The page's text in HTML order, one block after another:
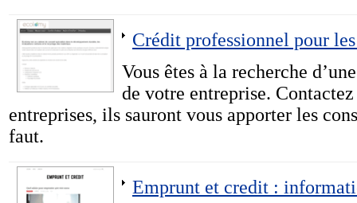
Crédit professionnel pour
Vous êtes à la recherche
de votre entreprise.
entreprises, ils sauront vous apporter les
faut.
Emprunt et credit :